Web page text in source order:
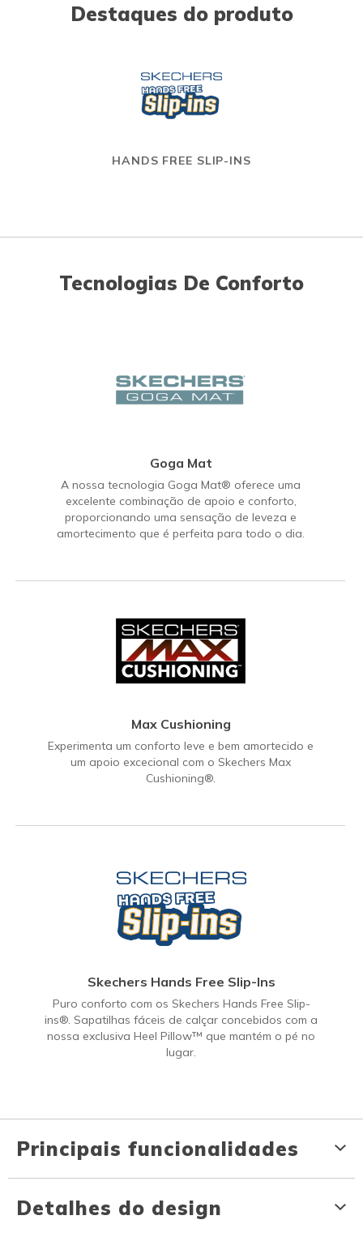
Destaques do produto
HANDS FREE SLIP-INS
Tecnologias De Conforto
Goga Mat
A nossa tecnologia Goga Mat® oferece uma
excelente combinação de apoio e conforto,
proporcionando uma sensação de leveza e
amortecimento que é perfeita para todo o dia.
Max Cushioning
Experimenta um conforto leve e bem amortecido e
um apoio excecional com o Skechers Max
Cushioning®.
Skechers Hands Free Slip-Ins
Puro conforto com os Skechers Hands Free Slip-
ins®. Sapatilhas fáceis de calçar concebidos com a
nossa exclusiva Heel Pillow™ que mantém o pé no
lugar.
Principais funcionalidades
Detalhes do design